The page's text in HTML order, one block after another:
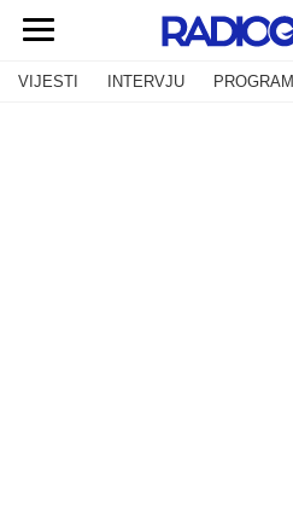
VIJESTI INTERVJU PROGRAM